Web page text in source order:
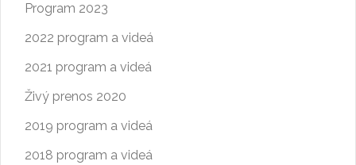
Program 2023
2022 program a videá
2021 program a videá
Živý prenos 2020
2019 program a videá
2018 program a videá